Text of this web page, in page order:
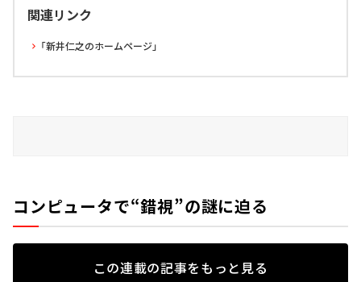
関連リンク
「新井仁之のホームページ」
コンピュータで“錯視”の謎に迫る
この連載の記事をもっと見る